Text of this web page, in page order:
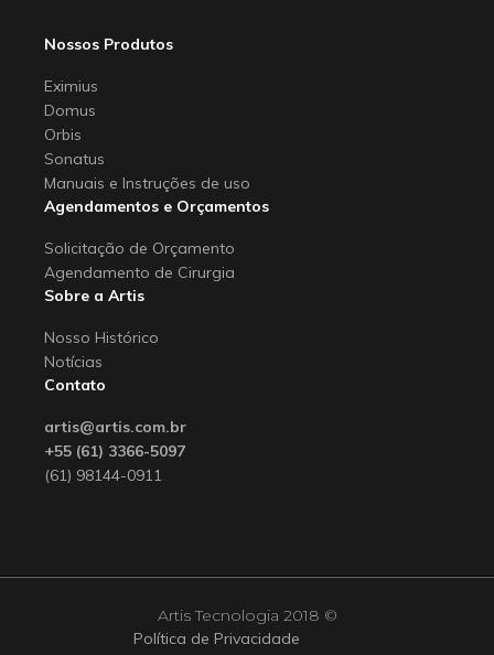
Nossos Produtos
Eximius
Domus
Orbis
Sonatus
Manuais e Instruções de uso
Agendamentos e Orçamentos
Solicitação de Orçamento
Agendamento de Cirurgia
Sobre a Artis
Nosso Histórico
Notícias
Contato
artis@artis.com.br
+55 (61) 3366-5097
(61) 98144-0911
Artis Tecnologia 2018 ©
Política de Privacidade